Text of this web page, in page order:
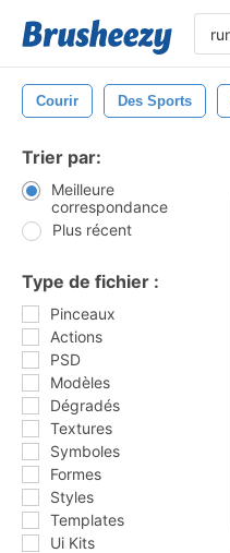
Courir Des Sports
Trier par:
Meilleure
correspondance
Plus récent
Type de fichier :
Pinceaux
Actions
PSD
Modèles
Dégradés
Textures
Symboles
Formes
Styles
Templates
Ui Kits